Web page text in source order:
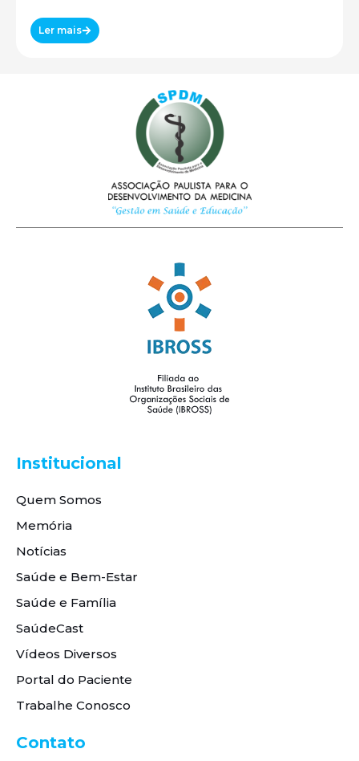
Ler mais
Institucional
Quem Somos
Memória
Notícias
Saúde e Bem-Estar
Saúde e Família
SaúdeCast
Vídeos Diversos
Portal do Paciente
Trabalhe Conosco
Contato